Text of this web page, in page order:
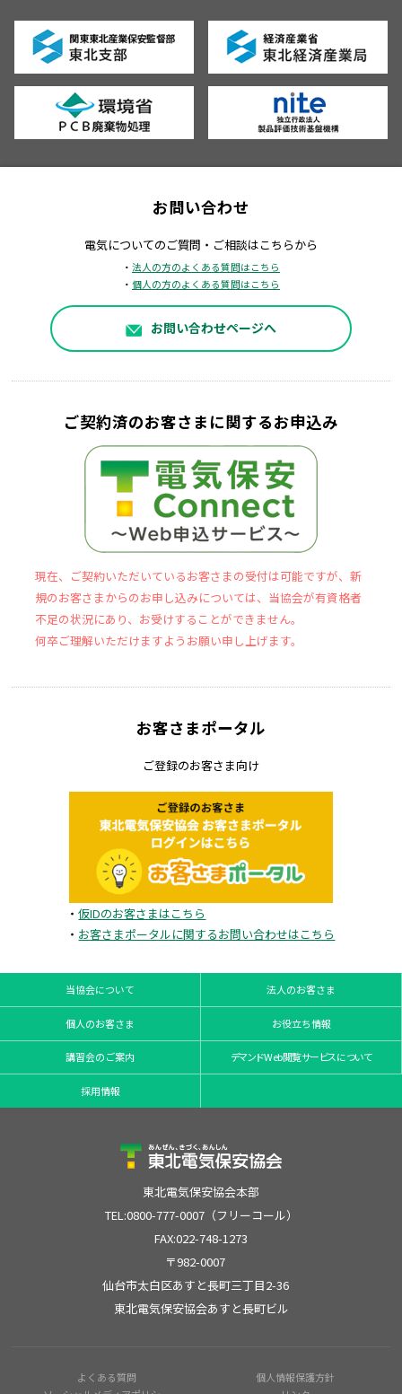
お問い合わせ
電気についてのご質問・ご相談はこちらから
・ 法人の方のよくある質問はこちら
・ 個人の方のよくある質問はこちら
お問い合わせページへ
ご契約済のお客さまに関するお申込み
現在、ご契約いただいているお客さまの受付は可能ですが、新
規のお客さまからのお申し込みについては、当協会が有資格者
不足の状況にあり、お受けすることができません。
何卒ご理解いただけますようお願い申し上げます。
お客さまポータル
ご登録のお客さま向け
・仮IDのお客さまはこちら
・ お客さまポータルに関するお問い合わせはこちら
当協会について 法人のお客さま
個人のお客さま お役立ち情報
講習会のご案内 デマンドWeb閲覧サービスについて
採用情報
東北電気保安協会本部
TEL:0800-777-0007（フリーコール）
FAX:022-748-1273
〒982-0007
仙台市太白区あすと長町三丁目2-36
東北電気保安協会あすと長町ビル
よくある質問
個人情報保護方針